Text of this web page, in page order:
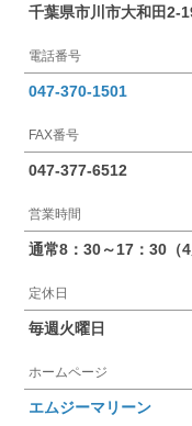
千葉県市川市大和田2-
電話番号
047-370-1501
FAX番号
047-377-6512
営業時間
通常8：30～17：30
定休日
毎週火曜日
ホームページ
エムジーマリーン